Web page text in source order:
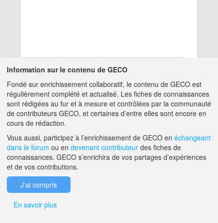
Aucun résultat
A PROPOS DE GECO AIDE
F.A.Q. NOUS CONTACTER
Information sur le contenu de GECO
Fondé sur enrichissement collaboratif, le contenu de GECO est
régulièrement complété et actualisé. Les fiches de connaissances
sont rédigées au fur et à mesure et contrôlées par la communauté
de contributeurs GECO, et certaines d’entre elles sont encore en
cours de rédaction.
Vous aussi, participez à l’enrichissement de GECO en échangeant
dans le forum ou en devenant contributeur des fiches de
connaissances. GECO s’enrichira de vos partages d’expériences
et de vos contributions.
J'ai compris
En savoir plus